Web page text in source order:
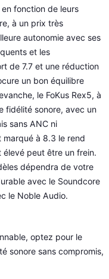
fonction de leurs
à un prix très
autonomie avec ses
et les
de 7.7 et une réduction
un bon équilibre
le FoKus Rex5, à
fidélité sonore, avec un
sans ANC ni
à 8.3 le rend
peut être un frein.
dépendra de votre
avec le Soundcore
le Noble Audio.
optez pour le
sonore sans compromis,